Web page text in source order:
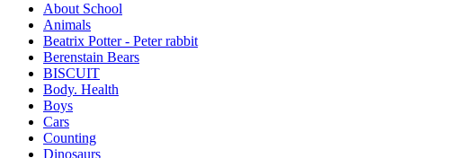
About School
Animals
Beatrix Potter - Peter rabbit
Berenstain Bears
BISCUIT
Body. Health
Boys
Cars
Counting
Dinosaurs